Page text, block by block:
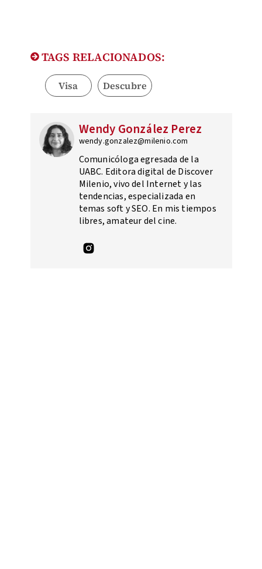
TAGS RELACIONADOS:
Visa Descubre
Wendy González Perez
wendy.gonzalez@milenio.com
Comunicóloga egresada de la
UABC. Editora digital de Discover
Milenio, vivo del Internet y las
tendencias, especializada en
temas soft y SEO. En mis tiempos
libres, amateur del cine.